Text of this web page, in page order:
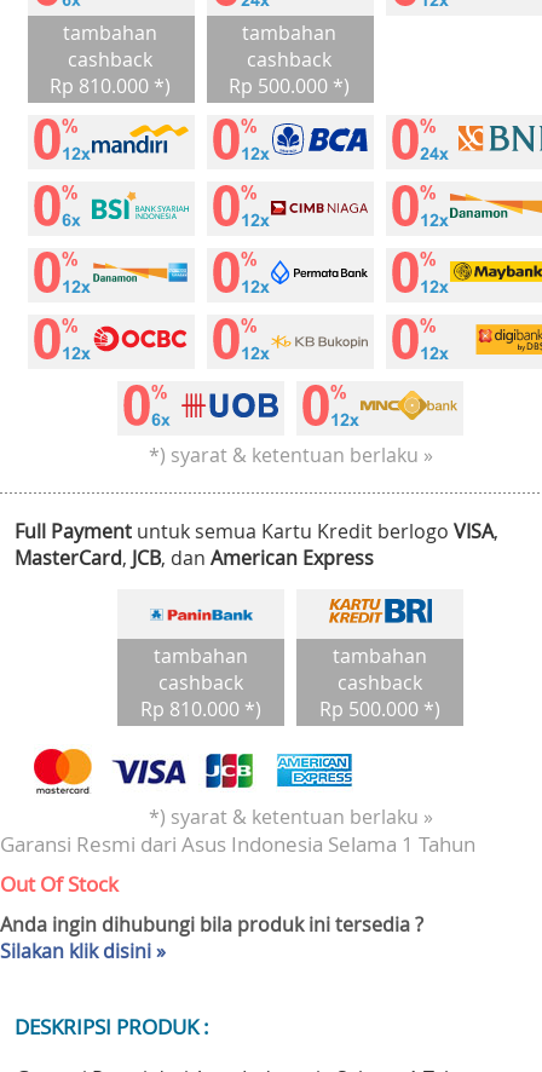
tambahan
cashback
Rp 810.000 *)
tambahan
cashback
Rp 500.000 *)
*) syarat & ketentuan berlaku »
Full Payment untuk semua Kartu Kredit berlogo VISA,
MasterCard, JCB, dan American Express
tambahan
cashback
Rp 810.000 *)
tambahan
cashback
Rp 500.000 *)
*) syarat & ketentuan berlaku »
Garansi Resmi dari Asus Indonesia Selama 1 Tahun
Out Of Stock
Anda ingin dihubungi bila produk ini tersedia ?
Silakan klik disini »
DESKRIPSI PRODUK :